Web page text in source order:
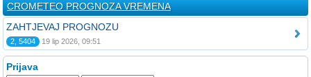
CROMETEO PROGNOZA VREMENA
ZAHTJEVAJ PROGNOZU
2, 5404 19 lip 2026, 09:51
Prijava